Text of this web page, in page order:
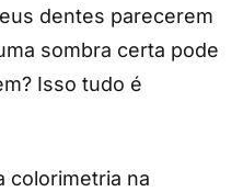
dentes parecerem
sombra certa pode
Isso tudo é
colorimetria na